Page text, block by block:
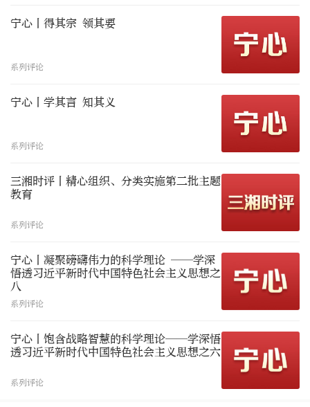
宁心丨得其宗 领其要
系列评论
宁心丨学其言 知其义
系列评论
三湘时评丨精心组织、分类实施第二批主题
教育
系列评论
宁心丨凝聚磅礴伟力的科学理论 ——学深
悟透习近平新时代中国特色社会主义思想之
八
系列评论
宁心丨饱含战略智慧的科学理论——学深悟
透习近平新时代中国特色社会主义思想之六
系列评论